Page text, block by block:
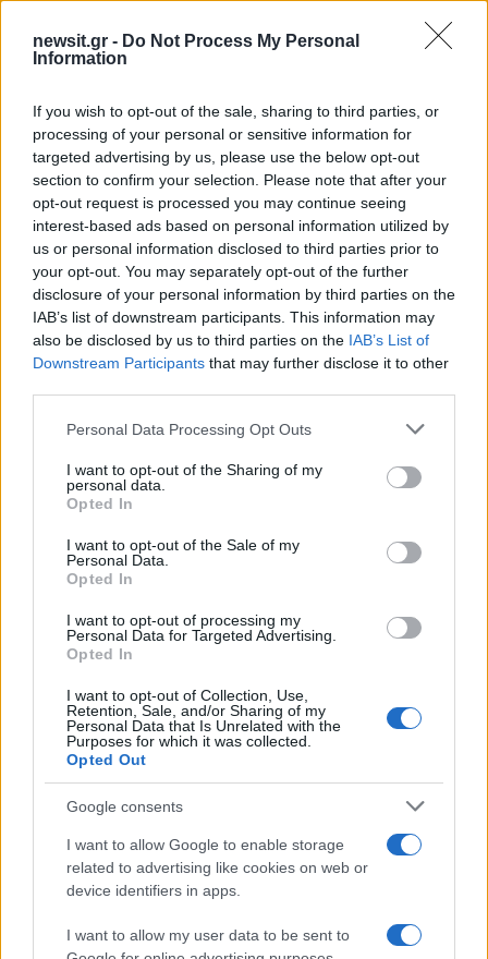
newsit.gr - Do Not Process My Personal
Information
If you wish to opt-out of the sale, sharing to third parties, or
processing of your personal or sensitive information for
targeted advertising by us, please use the below opt-out
section to confirm your selection. Please note that after your
opt-out request is processed you may continue seeing
interest-based ads based on personal information utilized by
us or personal information disclosed to third parties prior to
your opt-out. You may separately opt-out of the further
disclosure of your personal information by third parties on the
IAB’s list of downstream participants. This information may
also be disclosed by us to third parties on the IAB’s List of
Downstream Participants that may further disclose it to other
Please note that this website/app uses one or more Google
not limited to your visit or usage behaviour. You may click to
grant or deny consent to Google and its third-party tags to
use your data for below specified purposes in below Google
consent section.
Personal Data Processing Opt Outs
I want to opt-out of the Sharing of my
personal data.
Opted In
I want to opt-out of the Sale of my
Personal Data.
Opted In
I want to opt-out of processing my
Personal Data for Targeted Advertising.
Opted In
I want to opt-out of Collection, Use,
Retention, Sale, and/or Sharing of my
Personal Data that Is Unrelated with the
Purposes for which it was collected.
Opted Out
Google consents
I want to allow Google to enable storage
related to advertising like cookies on web or
device identifiers in apps.
I want to allow my user data to be sent to
50 /50
2000 /2000
Υποβολή σχολίου
Όροι Χρήσης. Το site προστατεύεται από reCAPTCHA, ισχύουν
Πολιτική Απορρήτου&Όροι Χρήσης της Google.
Lifestyle
ΕΛΕΝΑ ΧΡΙΣΤΟΠΟΥΛΟΥ
ΚΛΕΛΙΑ ΑΝΔΡΙΟΛΑΤΟΥ
Share:
ενημερωθείτε πρώτοι για όλη την ειδησεογραφία και τα
τελευταία νέατης ημέρας
Πιο δημοφιλή
Ο Κώστας Σαμαράς δημοσίευσε μία παιδική
φωτογραφία για την επέτειο θανάτου της
αδελφής του, Λένας
Δολοφονία Βρετανίδας στην Κυψέλη: Οι
δύο καταθέσεις «κλειδί» της συζύγου του
κινητού, η θεία από την Ινδία και τα
Η Ελένη Φωτοπούλου ευχήθηκε για τη
γιορτή του Άκη Παυλόπουλου: «Δεκαπέντε
χρόνια μου διδάσκει υπομονή και αγάπη»
«Αφιέρωσε τη ζωή της στο να βοηθά